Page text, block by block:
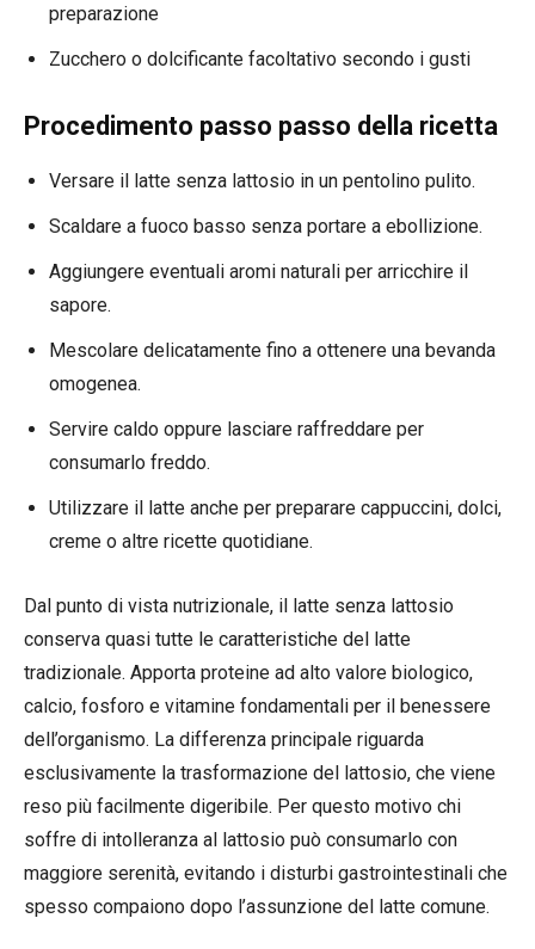
preparazione
Zucchero o dolcificante facoltativo secondo i gusti
Procedimento passo passo della ricetta
Versare il latte senza lattosio in un pentolino pulito.
Scaldare a fuoco basso senza portare a ebollizione.
Aggiungere eventuali aromi naturali per arricchire il
sapore.
Mescolare delicatamente fino a ottenere una bevanda
omogenea.
Servire caldo oppure lasciare raffreddare per
consumarlo freddo.
Utilizzare il latte anche per preparare cappuccini, dolci,
creme o altre ricette quotidiane.
Dal punto di vista nutrizionale, il latte senza lattosio
conserva quasi tutte le caratteristiche del latte
tradizionale. Apporta proteine ad alto valore biologico,
calcio, fosforo e vitamine fondamentali per il benessere
dell’organismo. La differenza principale riguarda
esclusivamente la trasformazione del lattosio, che viene
reso più facilmente digeribile. Per questo motivo chi
soffre di intolleranza al lattosio può consumarlo con
maggiore serenità, evitando i disturbi gastrointestinali che
spesso compaiono dopo l’assunzione del latte comune.